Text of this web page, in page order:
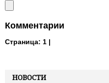
НОВОСТИ
Комментарии
Страница: 1 |